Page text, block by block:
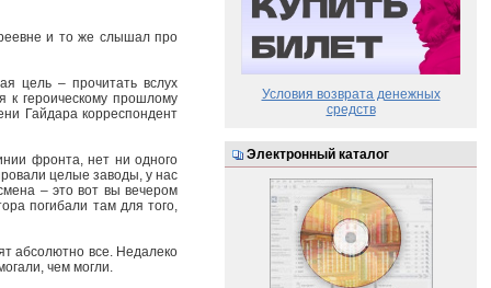
и то же слышал про
цель – прочитать вслух
к героическому прошлому
Гайдара корреспондент
фронта, нет ни одного
целые заводы, у нас
– это вот вы вечером
погибали там для того,
абсолютно все. Недалеко
чем могли.
Условия возврата денежных
средств
Электронный каталог